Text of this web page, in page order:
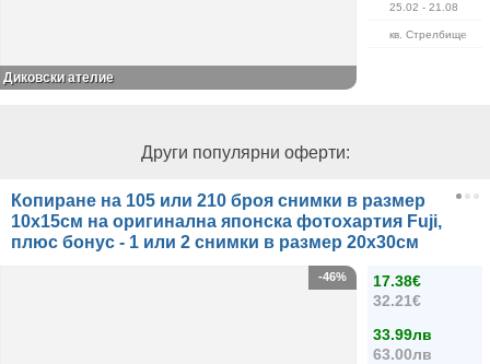
25.02 - 21.08
кв. Стрелбище
Диковски ателие
Други популярни оферти:
Копиране на 105 или 210 броя снимки в размер
10х15см на оригинална японска фотохартия Fuji,
плюс бонус - 1 или 2 снимки в размер 20х30см
17.38€
32.21€
33.99лв
63.00лв
-46%